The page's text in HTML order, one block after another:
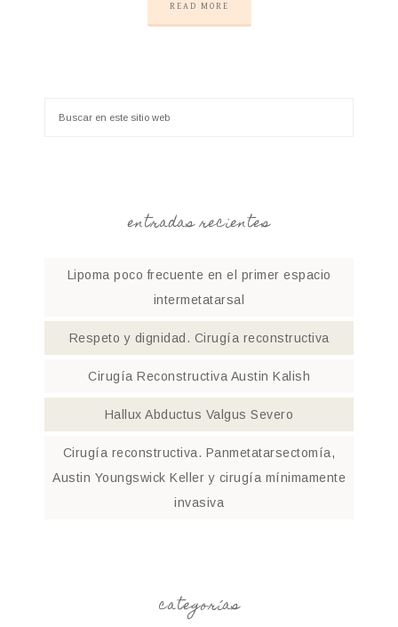
READ MORE
entradas recientes
Lipoma poco frecuente en el primer espacio
intermetatarsal
Respeto y dignidad. Cirugía reconstructiva
Cirugía Reconstructiva Austin Kalish
Hallux Abductus Valgus Severo
Cirugía reconstructiva. Panmetatarsectomía,
Austin Youngswick Keller y cirugía mínimamente
invasiva
categorías